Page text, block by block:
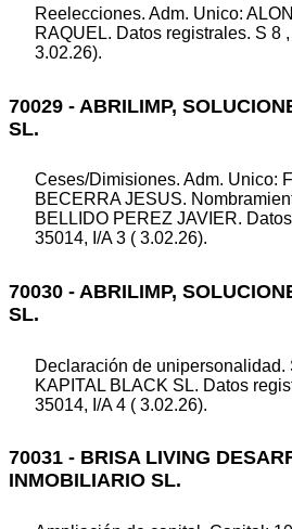
Reelecciones. Adm. Unico:
RAQUEL. Datos registrales. S 8
3.02.26).
70029 - ABRILIMP,
SL.
Ceses/Dimisiones. Adm. Unico:
BECERRA JESUS.
BELLIDO PEREZ JAVIER.
35014, I/A 3 ( 3.02.26).
70030 - ABRILIMP,
SL.
Declaración de unipersonalidad.
KAPITAL BLACK SL. Datos
35014, I/A 4 ( 3.02.26).
70031 - BRISA LIVING
INMOBILIARIO SL.